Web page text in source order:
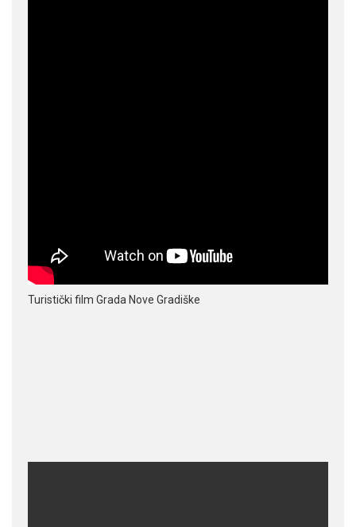
Turistički film Grada Nove Gradiške